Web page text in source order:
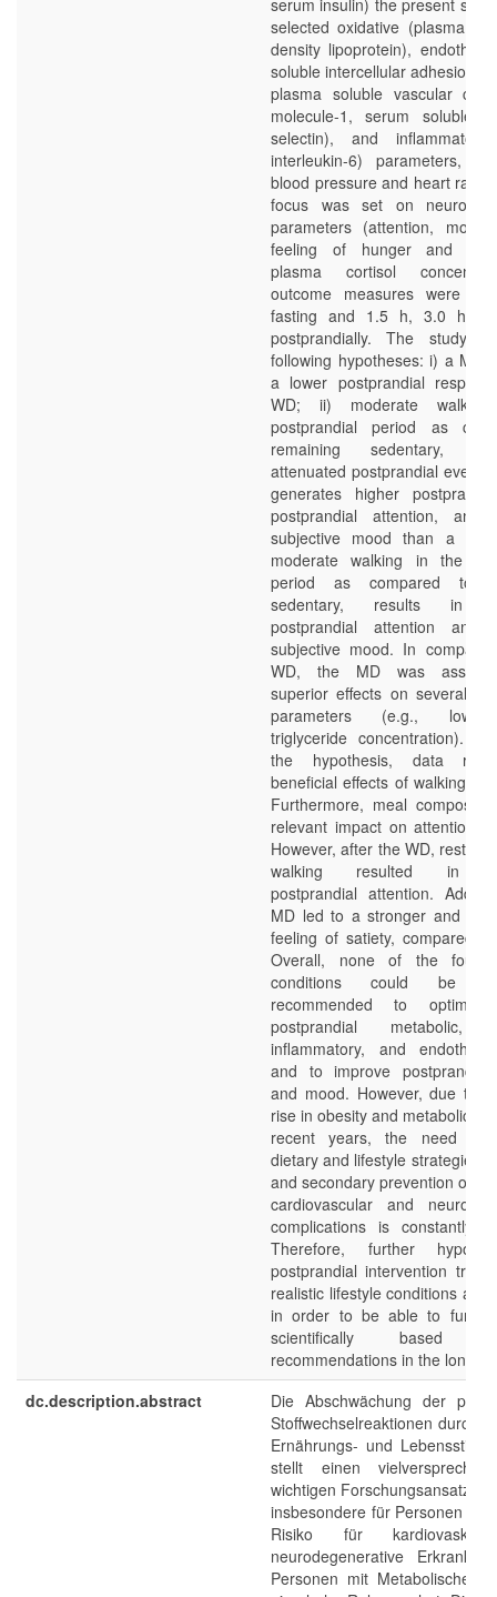
serum insulin) the present
selected oxidative (plasma
density lipoprotein),
soluble intercellular adhesion
plasma soluble vascular cell
molecule-1, serum soluble
selectin), and inflammatory
interleukin-6) parameters,
blood pressure and heart rate.
focus was set on
parameters (attention,
feeling of hunger and
plasma cortisol
outcome measures were
fasting and 1.5 h, 3.0 h,
postprandially. The study
following hypotheses: i) a MD
a lower postprandial
WD; ii) moderate
postprandial period as
remaining sedentary,
attenuated postprandial
generates higher
postprandial attention,
subjective mood than a
moderate walking in the
period as compared to
sedentary, results in
postprandial attention and
subjective mood. In
WD, the MD was
superior effects on several
parameters (e.g.,
triglyceride concentration).
the hypothesis, data
beneficial effects of walking
Furthermore, meal
relevant impact on attention
However, after the WD, resting
walking resulted in
postprandial attention.
MD led to a stronger and
feeling of satiety, compared
Overall, none of the four
conditions could be
recommended to
postprandial metabolic,
inflammatory, and
and to improve postprandial
and mood. However, due to
rise in obesity and metabolic
recent years, the need for
dietary and lifestyle strategies
and secondary prevention of
cardiovascular and
complications is constantly
Therefore, further
postprandial intervention trials
realistic lifestyle conditions are
in order to be able to
scientifically based
recommendations in the long
dc.description.abstract
Die Abschwächung der
Stoffwechselreaktionen durch
Ernährungs- und
stellt einen
wichtigen Forschungsansatz
insbesondere für Personen mit
Risiko für
neurodegenerative
Personen mit Metabolischem